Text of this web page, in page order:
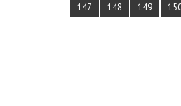
147
148 149